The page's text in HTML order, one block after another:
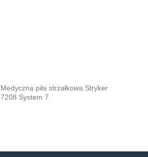
Medyczna piła strzałkowa Stryker
7208 System 7